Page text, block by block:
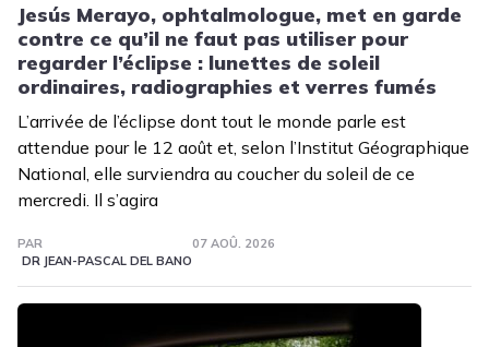
Jesús Merayo, ophtalmologue, met en garde
contre ce qu’il ne faut pas utiliser pour
regarder l’éclipse : lunettes de soleil
ordinaires, radiographies et verres fumés
L’arrivée de l’éclipse dont tout le monde parle est
attendue pour le 12 août et, selon l’Institut Géographique
National, elle surviendra au coucher du soleil de ce
mercredi. Il s’agira
PAR
DR JEAN-PASCAL DEL BANO
07 AOÛ. 2026